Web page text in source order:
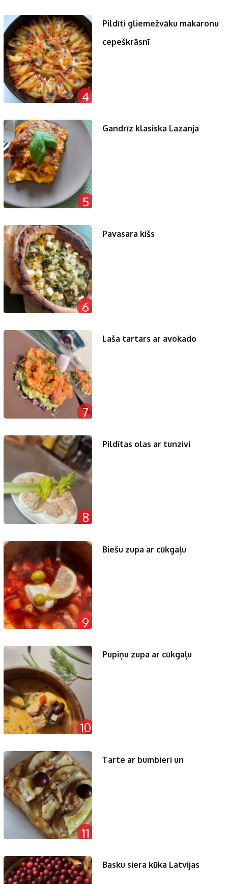
4
Pildīti gliemežvāku makaronu
cepeškrāsnī
5
Gandrīz klasiska Lazanja
6
Pavasara kišs
7
Laša tartars ar avokado
8
Pildītas olas ar tunzivi
9
Biešu zupa ar cūkgaļu
10
Pupiņu zupa ar cūkgaļu
11
Tarte ar bumbieri un
Basku siera kūka Latvijas